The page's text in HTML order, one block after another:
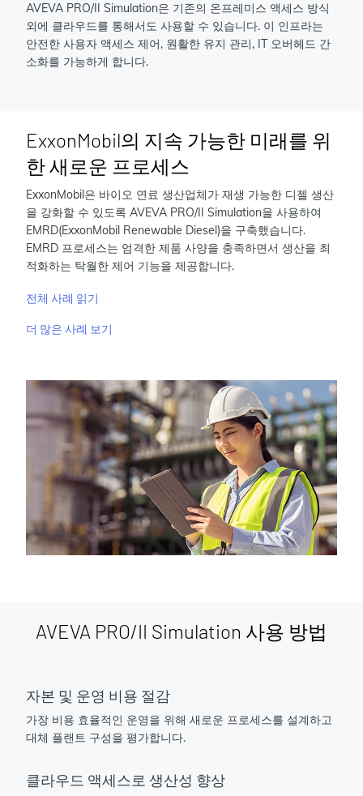
AVEVA PRO/II Simulation은 기존의 온프레미스 액세스 방식
외에 클라우드를 통해서도 사용할 수 있습니다. 이 인프라는
안전한 사용자 액세스 제어, 원활한 유지 관리, IT 오버헤드 간
소화를 가능하게 합니다.
ExxonMobil의 지속 가능한 미래를 위
한 새로운 프로세스
ExxonMobil은 바이오 연료 생산업체가 재생 가능한 디젤 생산
을 강화할 수 있도록 AVEVA PRO/II Simulation을 사용하여
EMRD(ExxonMobil Renewable Diesel)을 구축했습니다.
EMRD 프로세스는 엄격한 제품 사양을 충족하면서 생산을 최
적화하는 탁월한 제어 기능을 제공합니다.
전체 사례 읽기
더 많은 사례 보기
AVEVA PRO/II Simulation 사용 방법
자본 및 운영 비용 절감
가장 비용 효율적인 운영을 위해 새로운 프로세스를 설계하고
대체 플랜트 구성을 평가합니다.
클라우드 액세스로 생산성 향상